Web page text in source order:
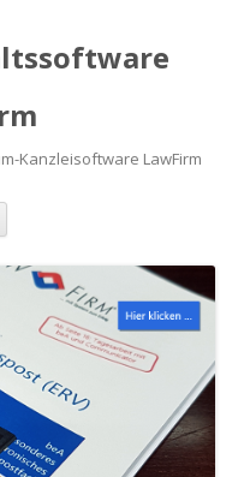
Kanzleisoftware LawFirm